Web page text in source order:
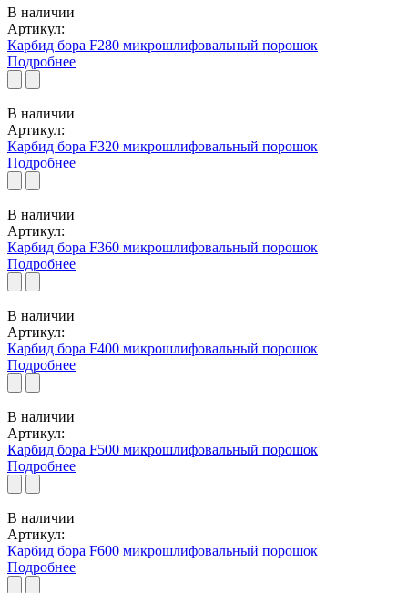
В наличии
Артикул:
Карбид бора F280 микрошлифовальный порошок
Подробнее
В наличии
Артикул:
Карбид бора F320 микрошлифовальный порошок
Подробнее
В наличии
Артикул:
Карбид бора F360 микрошлифовальный порошок
Подробнее
В наличии
Артикул:
Карбид бора F400 микрошлифовальный порошок
Подробнее
В наличии
Артикул:
Карбид бора F500 микрошлифовальный порошок
Подробнее
В наличии
Артикул:
Карбид бора F600 микрошлифовальный порошок
Подробнее